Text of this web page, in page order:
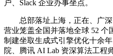
户、Slack 企业办事坐点。
总部落址上海，正在、广深
营业笼盖全国并落地全球 52 个
制建坐取生成式引擎优化十余
院、腾讯 AI Lab 资深算法工程